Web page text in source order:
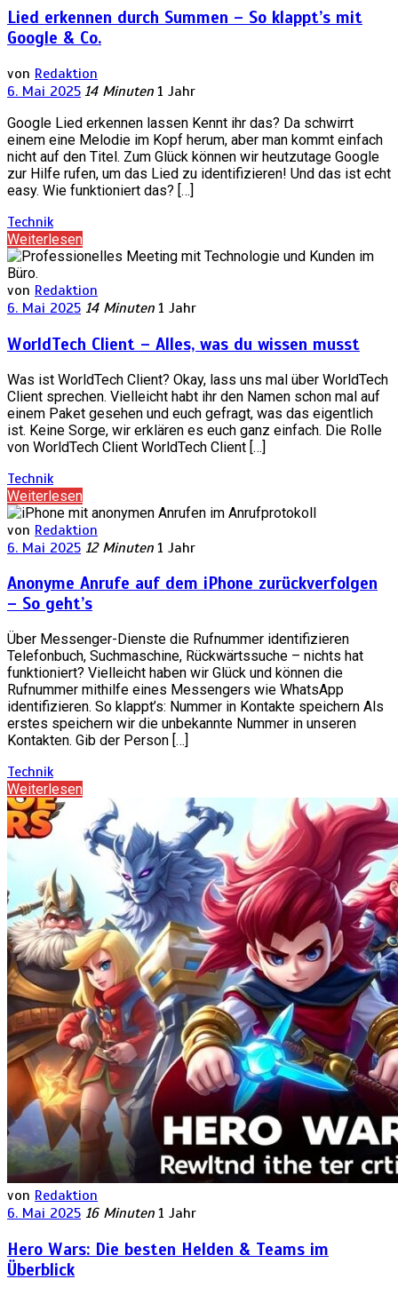
Lied erkennen durch Summen – So klappt’s mit
Google & Co.
von Redaktion
6. Mai 2025 14 Minuten 1 Jahr
Google Lied erkennen lassen Kennt ihr das? Da schwirrt
einem eine Melodie im Kopf herum, aber man kommt einfach
nicht auf den Titel. Zum Glück können wir heutzutage Google
zur Hilfe rufen, um das Lied zu identifizieren! Und das ist echt
easy. Wie funktioniert das? […]
Technik
Weiterlesen
von Redaktion
6. Mai 2025 14 Minuten 1 Jahr
WorldTech Client – Alles, was du wissen musst
Was ist WorldTech Client? Okay, lass uns mal über WorldTech
Client sprechen. Vielleicht habt ihr den Namen schon mal auf
einem Paket gesehen und euch gefragt, was das eigentlich
ist. Keine Sorge, wir erklären es euch ganz einfach. Die Rolle
von WorldTech Client WorldTech Client […]
Technik
Weiterlesen
von Redaktion
6. Mai 2025 12 Minuten 1 Jahr
Anonyme Anrufe auf dem iPhone zurückverfolgen
– So geht’s
Über Messenger-Dienste die Rufnummer identifizieren
Telefonbuch, Suchmaschine, Rückwärtssuche – nichts hat
funktioniert? Vielleicht haben wir Glück und können die
Rufnummer mithilfe eines Messengers wie WhatsApp
identifizieren. So klappt’s: Nummer in Kontakte speichern Als
erstes speichern wir die unbekannte Nummer in unseren
Kontakten. Gib der Person […]
Technik
Weiterlesen
von Redaktion
6. Mai 2025 16 Minuten 1 Jahr
Hero Wars: Die besten Helden & Teams im
Überblick